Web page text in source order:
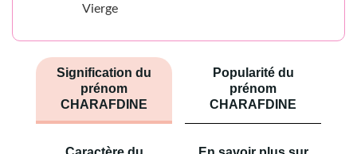
Vierge
Signification du
prénom
CHARAFDINE
Popularité du
prénom
CHARAFDINE